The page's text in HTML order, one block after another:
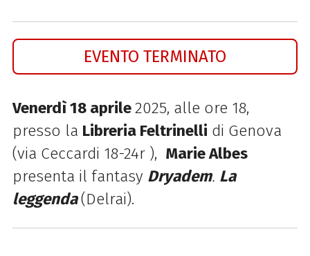
EVENTO TERMINATO
Venerdì 18 aprile2025, alle ore 18,
presso la Libreria Feltrinelli di Genova
(via Ceccardi 18-24r ), Marie Albes
presenta il fantasy Dryadem. La
leggenda(Delrai).